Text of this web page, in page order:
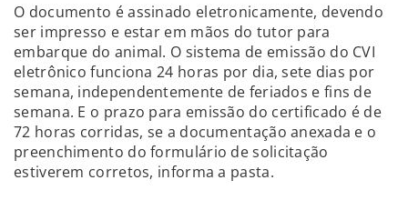
O documento é assinado eletronicamente, devendo
ser impresso e estar em mãos do tutor para
embarque do animal. O sistema de emissão do CVI
eletrônico funciona 24 horas por dia, sete dias por
semana, independentemente de feriados e fins de
semana. E o prazo para emissão do certificado é de
72 horas corridas, se a documentação anexada e o
preenchimento do formulário de solicitação
estiverem corretos, informa a pasta.